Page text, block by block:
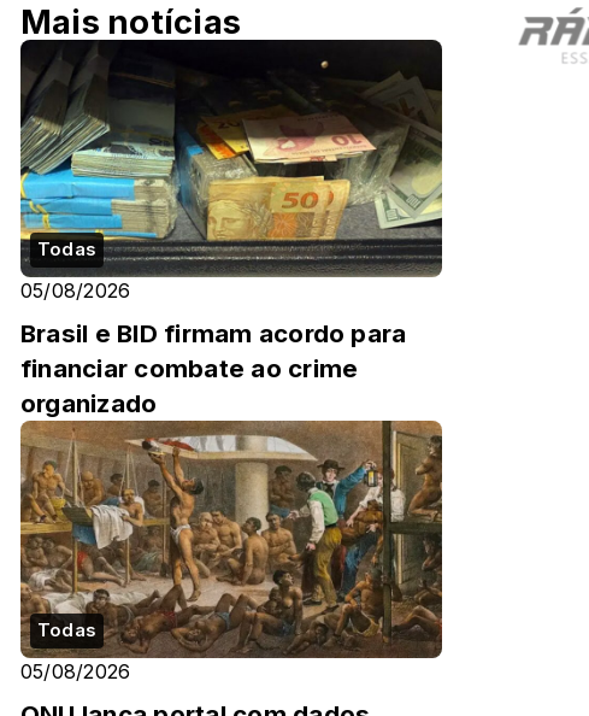
Mais notícias
Todas
05/08/2026
Brasil e BID firmam acordo para
financiar combate ao crime
organizado
Todas
05/08/2026